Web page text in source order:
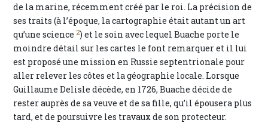
de la marine, récemment créé par le roi. La précision de
ses traits (à l’époque, la cartographie était autant un art
qu’une science 2) et le soin avec lequel Buache porte le
moindre détail sur les cartes le font remarquer et il lui
est proposé une mission en Russie septentrionale pour
aller relever les côtes et la géographie locale. Lorsque
Guillaume Delisle décède, en 1726, Buache décide de
rester auprès de sa veuve et de sa fille, qu’il épousera plus
tard, et de poursuivre les travaux de son protecteur.